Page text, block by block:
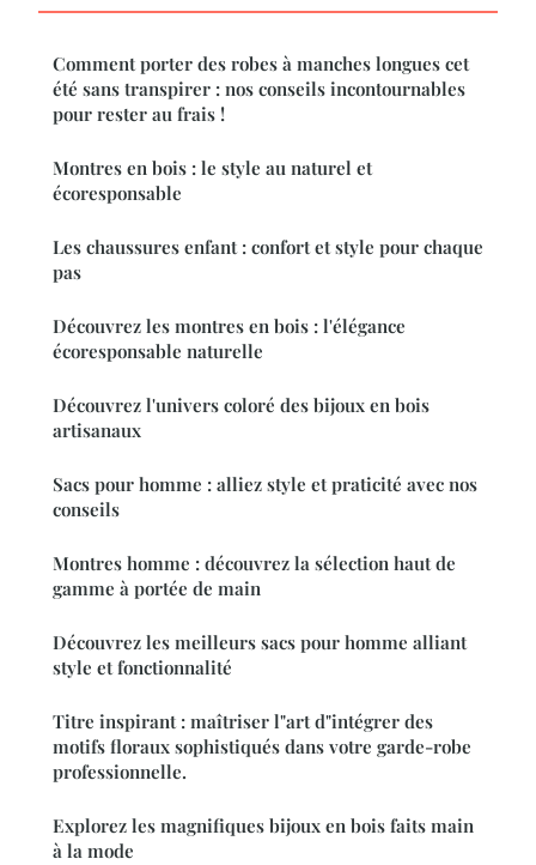
Comment porter des robes à manches longues cet
été sans transpirer : nos conseils incontournables
pour rester au frais !
Montres en bois : le style au naturel et
écoresponsable
Les chaussures enfant : confort et style pour chaque
pas
Découvrez les montres en bois : l'élégance
écoresponsable naturelle
Découvrez l'univers coloré des bijoux en bois
artisanaux
Sacs pour homme : alliez style et praticité avec nos
conseils
Montres homme : découvrez la sélection haut de
gamme à portée de main
Découvrez les meilleurs sacs pour homme alliant
style et fonctionnalité
Titre inspirant : maîtriser l"art d"intégrer des
motifs floraux sophistiqués dans votre garde-robe
professionnelle.
Explorez les magnifiques bijoux en bois faits main
à la mode